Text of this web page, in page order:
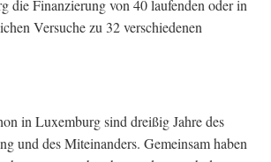
die Finanzierung von 40 laufenden oder in
Versuche zu 32 verschiedenen
in Luxemburg sind dreißig Jahre des
und des Miteinanders. Gemeinsam haben